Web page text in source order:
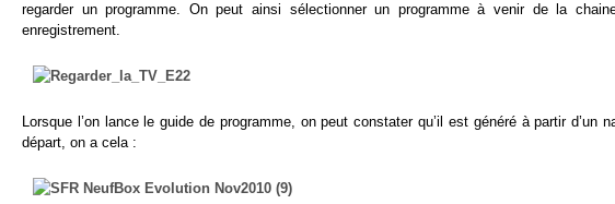
regarder un programme. On peut ainsi sélectionner un programme à venir de la
enregistrement.
Lorsque l’on lance le guide de programme, on peut constater qu’il est généré à partir
départ, on a cela :